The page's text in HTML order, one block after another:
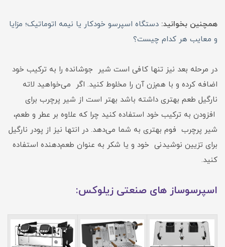
همچنین بخوانید: دستگاه اسپرسو خودکار یا نیمه اتوماتیک؛ مزایا
و معایب هر کدام چیست؟
در مرحله بعد نیز تنها کافی است شیر جوشانده را به ترکیب خود
اضافه کرده و با هم‌زن آن را مخلوط کنید. اگر می‌خواهید لاته
نارگیل طعم بهتری داشته باشد بهتر است از شیر پرچرب برای
افزودن به ترکیب خود استفاده کنید چرا که علاوه بر عطر و طعم،
شیر پرچرب فوم بهتری به شما می‌دهد. در انتها نیز از پودر نارگیل
برای تزیین نوشیدنی خود و یا شکر به ‌عنوان طعم‌دهنده استفاده
کنید.
اسپرسوساز های صنعتی زیلوکس: